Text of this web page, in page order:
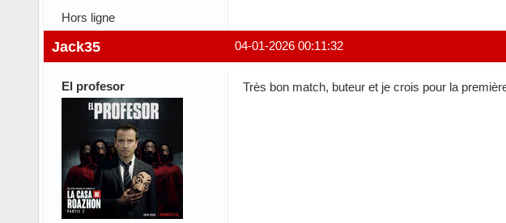
Hors ligne
04-01-2026 00:11:32
Jack35
El profesor Très bon match, buteur et je crois pour la